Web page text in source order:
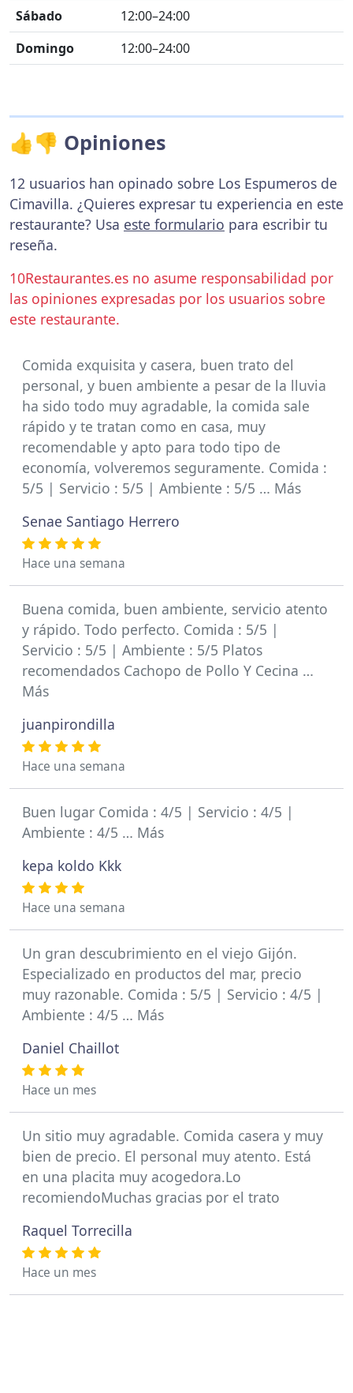
Sábado
12:00–24:00
Domingo
12:00–24:00
👍👎 Opiniones
12 usuarios han opinado sobre Los Espumeros de
Cimavilla. ¿Quieres expresar tu experiencia en este
restaurante? Usa este formulario para escribir tu
reseña.
10Restaurantes.es no asume responsabilidad por
las opiniones expresadas por los usuarios sobre
este restaurante.
Comida exquisita y casera, buen trato del
personal, y buen ambiente a pesar de la lluvia
ha sido todo muy agradable, la comida sale
rápido y te tratan como en casa, muy
recomendable y apto para todo tipo de
economía, volveremos seguramente. Comida :
5/5 | Servicio : 5/5 | Ambiente : 5/5 … Más
Senae Santiago Herrero
Hace una semana
Buena comida, buen ambiente, servicio atento
y rápido. Todo perfecto. Comida : 5/5 |
Servicio : 5/5 | Ambiente : 5/5 Platos
recomendados Cachopo de Pollo Y Cecina …
Más
juanpirondilla
Hace una semana
Buen lugar Comida : 4/5 | Servicio : 4/5 |
Ambiente : 4/5 … Más
kepa koldo Kkk
Hace una semana
Un gran descubrimiento en el viejo Gijón.
Especializado en productos del mar, precio
muy razonable. Comida : 5/5 | Servicio : 4/5 |
Ambiente : 4/5 … Más
Daniel Chaillot
Hace un mes
Un sitio muy agradable. Comida casera y muy
bien de precio. El personal muy atento. Está
en una placita muy acogedora.Lo
recomiendoMuchas gracias por el trato
Raquel Torrecilla
Hace un mes